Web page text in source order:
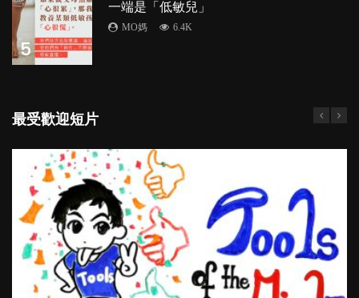
5
一端是「低敏兒」
MO媽 6.4K
最受歡迎短片